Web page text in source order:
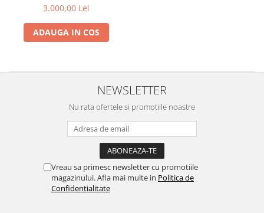
3.000,00 Lei
ADAUGA IN COS
NEWSLETTER
Nu rata ofertele si promotiile noastre
Vreau sa primesc newsletter cu promotiile
magazinului. Afla mai multe in Politica de
Confidentialitate